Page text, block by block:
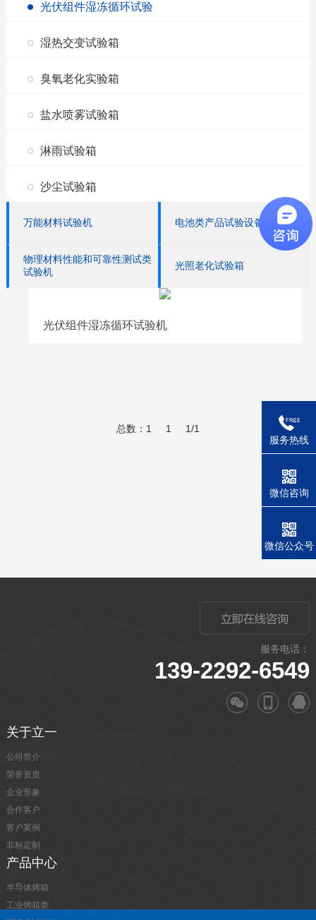
光伏组件湿冻循环试验
湿热交变试验箱
臭氧老化实验箱
盐水喷雾试验箱
淋雨试验箱
沙尘试验箱
万能材料试验机 电池类产品试验设备
物理材料性能和可靠性测试类
试验机
光照老化试验箱
光伏组件湿冻循环试验机
总数：1 1 1/1
服务电话：
139-2292-6549
关于立一
公司简介
荣誉资质
企业形象
合作客户
客户案例
非标定制
产品中心
半导体烤箱
工业烤箱类
服务热线
微信咨询
微信公众号